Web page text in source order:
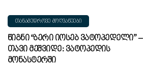
ᲗᲐᲜᲐᲛᲔᲓᲠᲝᲕᲔ ᲛᲝᲦᲕᲐᲬᲔᲔᲑᲘ
Წიგნი “ბერი Იოსებ Ვატოპედელი” –
Თავი Მეშვიდე: Ვატოპედის
Მონასტერში